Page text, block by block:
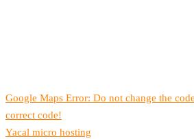
Google Maps Error: Do not change the
correct code!
Yacal micro hosting